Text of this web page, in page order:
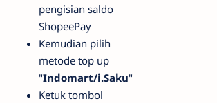
pengisian saldo
ShopeePay
Kemudian pilih
metode top up
"Indomart/i.Saku"
Ketuk tombol